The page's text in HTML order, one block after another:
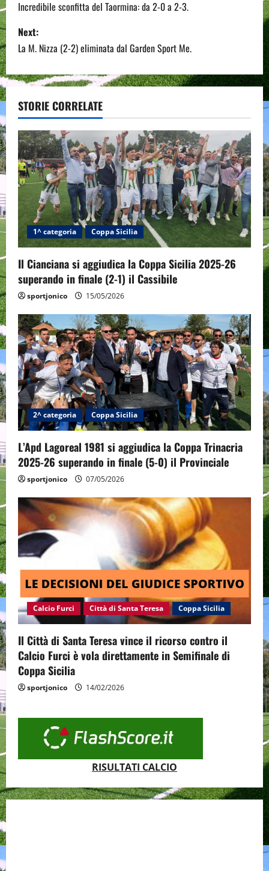
o
s
t
n
a
v
i
g
a
t
i
o
n
Incredibile sconfitta del Taormina: da 2-0 a 2-3.
Next:
La M. Nizza (2-2) eliminata dal Garden Sport Me.
STORIE CORRELATE
1^ categoria Coppa Sicilia
Il Cianciana si aggiudica la Coppa Sicilia 2025-26
superando in finale (2-1) il Cassibile
sportjonico 15/05/2026
2^ categoria Coppa Sicilia
L’Apd Lagoreal 1981 si aggiudica la Coppa Trinacria
2025-26 superando in finale (5-0) il Provinciale
sportjonico 07/05/2026
Calcio Furci Città di Santa Teresa Coppa Sicilia
Il Città di Santa Teresa vince il ricorso contro il
Calcio Furci è vola direttamente in Semifinale di
Coppa Sicilia
sportjonico 14/02/2026
RISULTATI CALCIO